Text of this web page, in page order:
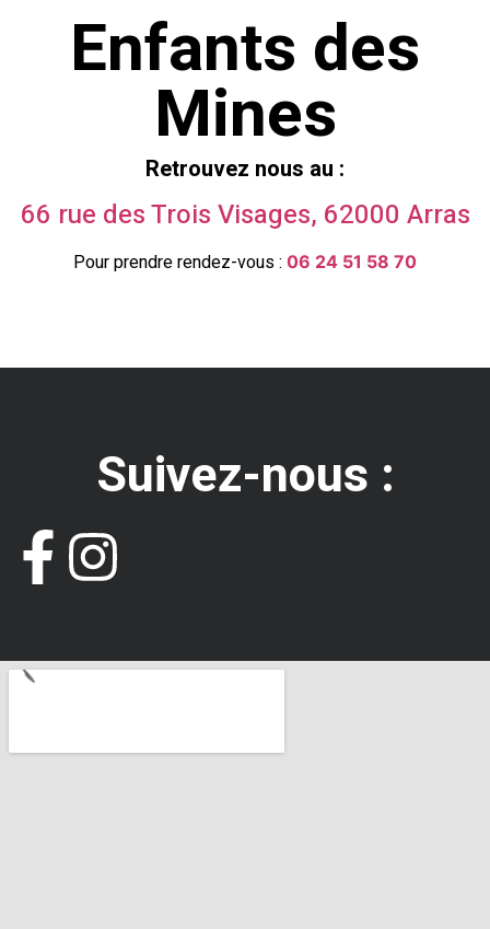
Enfants des
Mines
Retrouvez nous au :
66 rue des Trois Visages, 62000 Arras
Pour prendre rendez-vous : 06 24 51 58 70
Suivez-nous :